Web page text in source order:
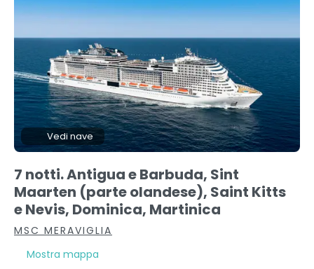
Vedi nave
7 notti. Antigua e Barbuda, Sint
Maarten (parte olandese), Saint Kitts
e Nevis, Dominica, Martinica
MSC MERAVIGLIA
Mostra mappa